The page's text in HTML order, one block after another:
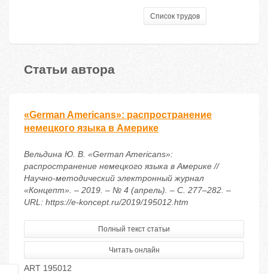
Список трудов
Статьи автора
«German Americans»: распространение
немецкого языка в Америке
Вельдина Ю. В. «German Americans»:
распространение немецкого языка в Америке //
Научно-методический электронный журнал
«Концепт». – 2019. – № 4 (апрель). – С. 277–282. –
URL: https://e-koncept.ru/2019/195012.htm
Полный текст статьи
Читать онлайн
ART 195012